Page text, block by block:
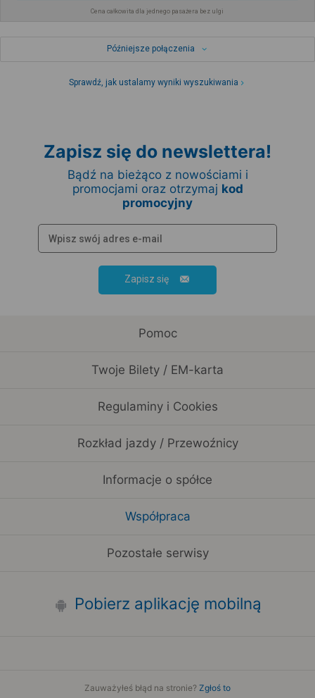
Cena całkowita dla jednego pasażera bez ulgi
Późniejsze połączenia
Sprawdź, jak ustalamy wyniki wyszukiwania
Zapisz się do newslettera!
Bądź na bieżąco z nowościami i
promocjami oraz otrzymaj kod
promocyjny
Zapisz się
Pomoc
Twoje Bilety / EM-karta
Regulaminy i Cookies
Rozkład jazdy / Przewoźnicy
Informacje o spółce
Współpraca
Pozostałe serwisy
Pobierz aplikację mobilną
Zauważyłeś błąd na stronie? Zgłoś to